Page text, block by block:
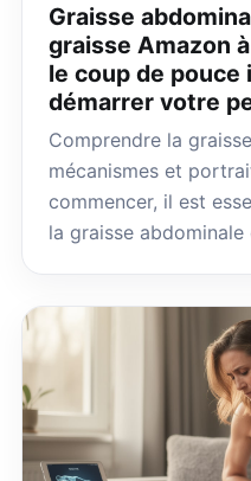
Graisse
graisse Amazon
le coup de pouce
démarrer votre
Comprendre la
mécanismes et
commencer, il est
la graisse